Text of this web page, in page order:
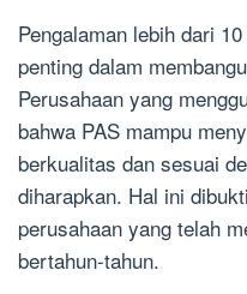
Pengalaman lebih dari
penting dalam
Perusahaan yang
bahwa PAS mampu
berkualitas dan sesuai
diharapkan. Hal ini
perusahaan yang telah
bertahun-tahun.